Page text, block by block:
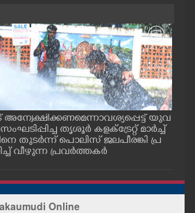
യുവ
തൃശൂർ കളക്ട്രേറ്റ് മാർച്ച്
തുടർന്ന് പൊലിസ് ജലപീരങ്കി പ്ര
വീഴുന്ന പ്രവർത്തകർ
Online